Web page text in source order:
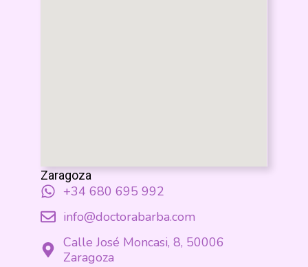
Zaragoza
+34 680 695 992
info@doctorabarba.com
Calle José Moncasi, 8, 50006
Zaragoza